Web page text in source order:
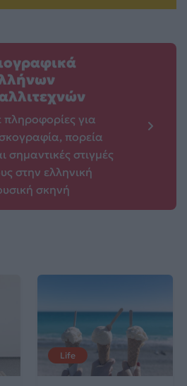
πληροφορίες για
πορεία
σημαντικές στιγμές
στην ελληνική
σκηνή
Life